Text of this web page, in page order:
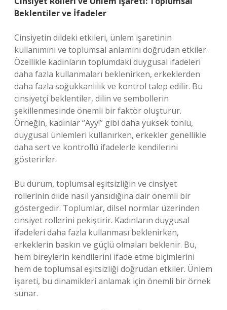
Beklentiler ve İfadeler
Cinsiyetin dildeki etkileri, ünlem işaretinin
kullanımını ve toplumsal anlamını doğrudan etkiler.
Özellikle kadınların toplumdaki duygusal ifadeleri
daha fazla kullanmaları beklenirken, erkeklerden
daha fazla soğukkanlılık ve kontrol talep edilir. Bu
cinsiyetçi beklentiler, dilin ve sembollerin
şekillenmesinde önemli bir faktör oluşturur.
Örneğin, kadınlar “Ayy!” gibi daha yüksek tonlu,
duygusal ünlemleri kullanırken, erkekler genellikle
daha sert ve kontrollü ifadelerle kendilerini
gösterirler.
Bu durum, toplumsal eşitsizliğin ve cinsiyet
rollerinin dilde nasıl yansıdığına dair önemli bir
göstergedir. Toplumlar, dilsel normlar üzerinden
cinsiyet rollerini pekiştirir. Kadınların duygusal
ifadeleri daha fazla kullanması beklenirken,
erkeklerin baskın ve güçlü olmaları beklenir. Bu,
hem bireylerin kendilerini ifade etme biçimlerini
hem de toplumsal eşitsizliği doğrudan etkiler. Ünlem
işareti, bu dinamikleri anlamak için önemli bir örnek
sunar.